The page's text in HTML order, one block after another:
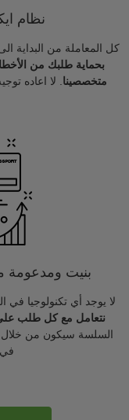
نظام
كل المعاملة من البداية
بحماية طلبك من
متخصصينا . لا اعاده
بنيت ومدعومة
لا يوجد أي تكنولوجيا في
نتعامل مع كل طلب
السلسة سيكون من خلال
في